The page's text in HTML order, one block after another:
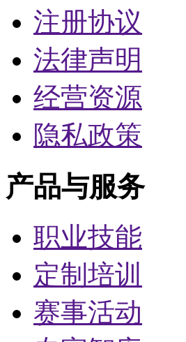
注册协议
法律声明
经营资源
隐私政策
产品与服务
职业技能
定制培训
赛事活动